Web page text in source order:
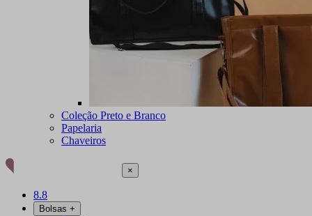
Coleção Preto e Branco
Papelaria
Chaveiros
×
8.8
Bolsas +